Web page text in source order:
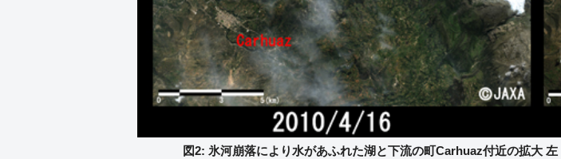
図2: 氷河崩落により水があふれた湖と下流の町Carhuaz付近の拡大